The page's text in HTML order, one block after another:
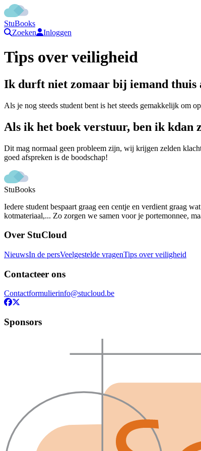
StuBooks
Zoeken
Inloggen
Tips over veiligheid
Ik durft niet zomaar bij iemand thuis
Als je nog steeds student bent is het steeds gemakkelijk om
Als ik het boek verstuur, ben ik
Dit mag normaal geen probleem zijn, wij krijgen zelden
goed afspreken is de boodschap!
StuBooks
Iedere student bespaart graag een centje en verdient graag
kotmateriaal,... Zo zorgen we samen voor je portemonnee,
Over StuCloud
NieuwsIn de persVeelgestelde vragenTips over veiligheid
Contacteer ons
Contactformulierinfo@stucloud.be
Sponsors